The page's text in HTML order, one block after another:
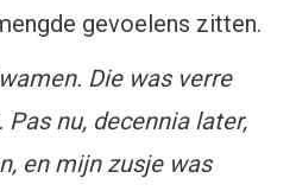
gevoelens zitten.
Die was verre
nu, decennia later,
en mijn zusje was